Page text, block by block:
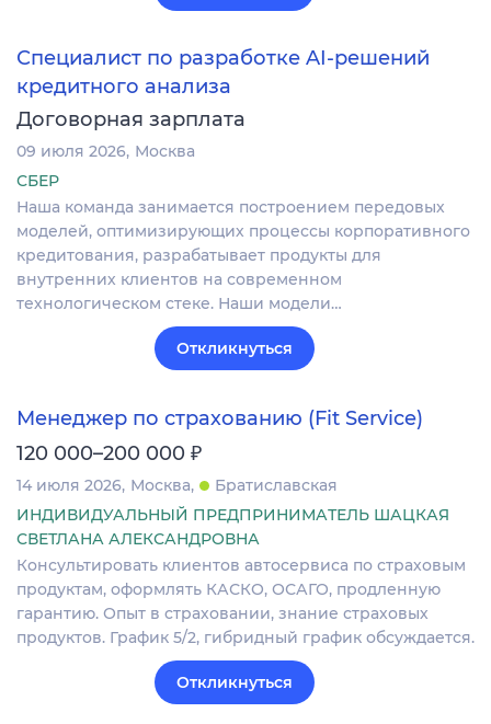
Специалист по разработке AI-решений
кредитного анализа
Договорная зарплата
09 июля 2026 Москва
СБЕР
Наша команда занимается построением передовых
моделей, оптимизирующих процессы корпоративного
кредитования, разрабатывает продукты для
внутренних клиентов на современном
технологическом стеке. Наши модели…
Откликнуться
Менеджер по страхованию (Fit Service)
120 000–200 000 ₽
14 июля 2026 Москва
Братиславская
ИНДИВИДУАЛЬНЫЙ ПРЕДПРИНИМАТЕЛЬ ШАЦКАЯ
СВЕТЛАНА АЛЕКСАНДРОВНА
Консультировать клиентов автосервиса по страховым
продуктам, оформлять КАСКО, ОСАГО, продленную
гарантию. Опыт в страховании, знание страховых
продуктов. График 5/2, гибридный график обсуждается.
Откликнуться